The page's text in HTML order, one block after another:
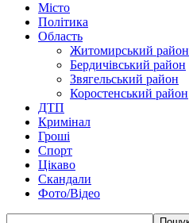
Місто
Політика
Область
Житомирський район
Бердичівський район
Звягельський район
Коростенський район
ДТП
Кримінал
Гроші
Спорт
Цікаво
Скандали
Фото/Відео